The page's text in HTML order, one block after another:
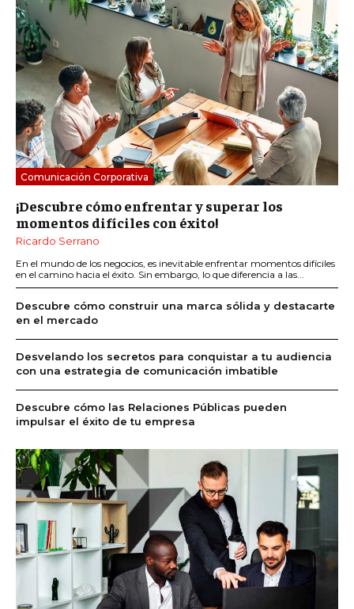
Comunicación Corporativa
¡Descubre cómo enfrentar y superar los
momentos difíciles con éxito!
Ricardo Serrano
En el mundo de los negocios, es inevitable enfrentar momentos difíciles
en el camino hacia el éxito. Sin embargo, lo que diferencia a las...
Descubre cómo construir una marca sólida y destacarte
en el mercado
Desvelando los secretos para conquistar a tu audiencia
con una estrategia de comunicación imbatible
Descubre cómo las Relaciones Públicas pueden
impulsar el éxito de tu empresa